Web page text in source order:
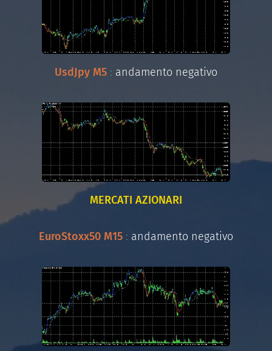
UsdJpy M5 : andamento negativo
MERCATI AZIONARI
EuroStoxx50 M15 : andamento negativo